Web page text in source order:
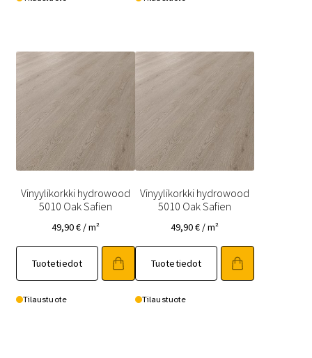
Vinyylikorkki hydrowood
5010 Oak Safien
49,90€ / m²
Tuotetiedot
Tilaustuote
Vinyylikorkki hydrowood
5010 Oak Safien
49,90€ / m²
Tuotetiedot
Tilaustuote